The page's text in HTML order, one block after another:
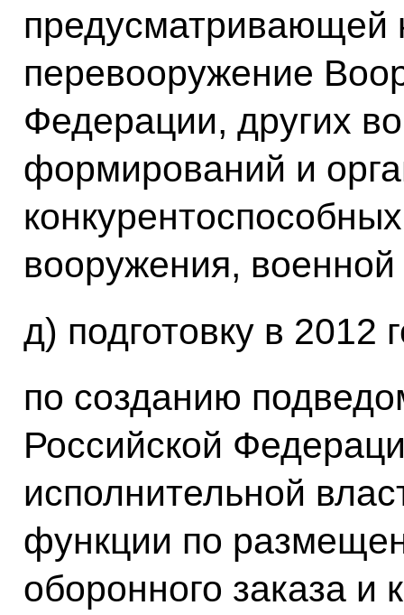
предусматривающей
перевооружение
Федерации, других
формирований и
вооружения,
д) подготовку в 2012
по созданию
Российской
исполнительной
функции по
оборонного заказа и